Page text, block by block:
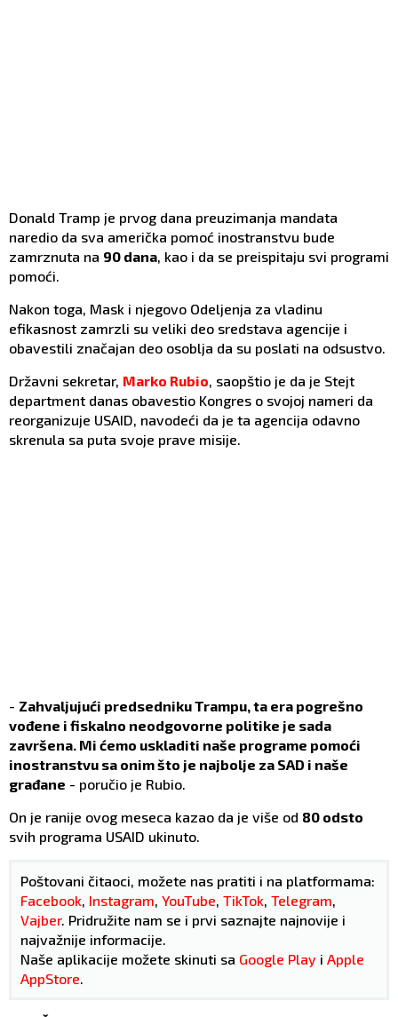
Donald Tramp je prvog dana preuzimanja mandata
naredio da sva američka pomoć inostranstvu bude
zamrznuta na 90 dana, kao i da se preispitaju svi programi
pomoći.
Nakon toga, Mask i njegovo Odeljenja za vladinu
efikasnost zamrzli su veliki deo sredstava agencije i
obavestili značajan deo osoblja da su poslati na odsustvo.
Državni sekretar, Marko Rubio, saopštio je da je Stejt
department danas obavestio Kongres o svojoj nameri da
reorganizuje USAID, navodeći da je ta agencija odavno
skrenula sa puta svoje prave misije.
- Zahvaljujući predsedniku Trampu, ta era pogrešno
vođene i fiskalno neodgovorne politike je sada
završena. Mi ćemo uskladiti naše programe pomoći
inostranstvu sa onim što je najbolje za SAD i naše
građane - poručio je Rubio.
On je ranije ovog meseca kazao da je više od 80 odsto
svih programa USAID ukinuto.
Poštovani čitaoci, možete nas pratiti i na platformama:
Facebook, Instagram, YouTube, TikTok, Telegram,
Vajber. Pridružite nam se i prvi saznajte najnovije i
najvažnije informacije.
Naše aplikacije možete skinuti sa Google Play i Apple
AppStore.